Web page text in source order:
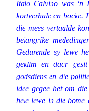
Italo Calvino was ‘n
kortverhale en boeke.
die mees vertaalde
belangrike
Gedurende sy lewe
geklim en daar
godsdiens en die
idee gegee het om
hele lewe in die bome